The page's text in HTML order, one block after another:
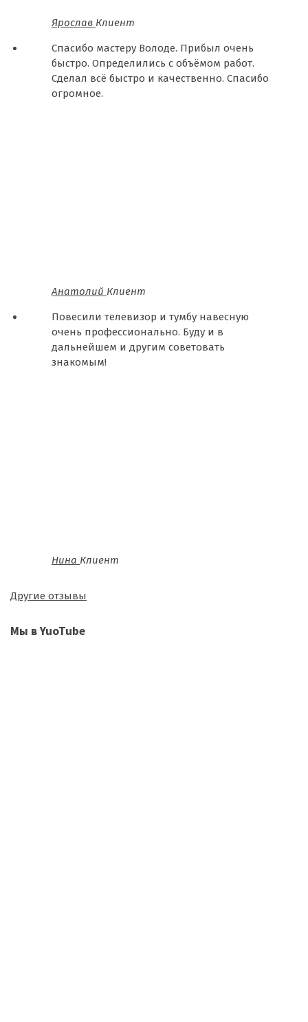
Ярослав Клиент
Спасибо мастеру Володе. Прибыл очень
быстро. Определились с объёмом работ.
Сделал всё быстро и качественно. Спасибо
огромное.
Анатолий Клиент
Повесили телевизор и тумбу навесную
очень профессионально. Буду и в
дальнейшем и другим советовать
знакомым!
Нина Клиент
Другие отзывы
Мы в YuoTube